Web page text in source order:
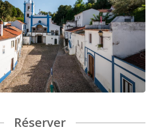
Réserver